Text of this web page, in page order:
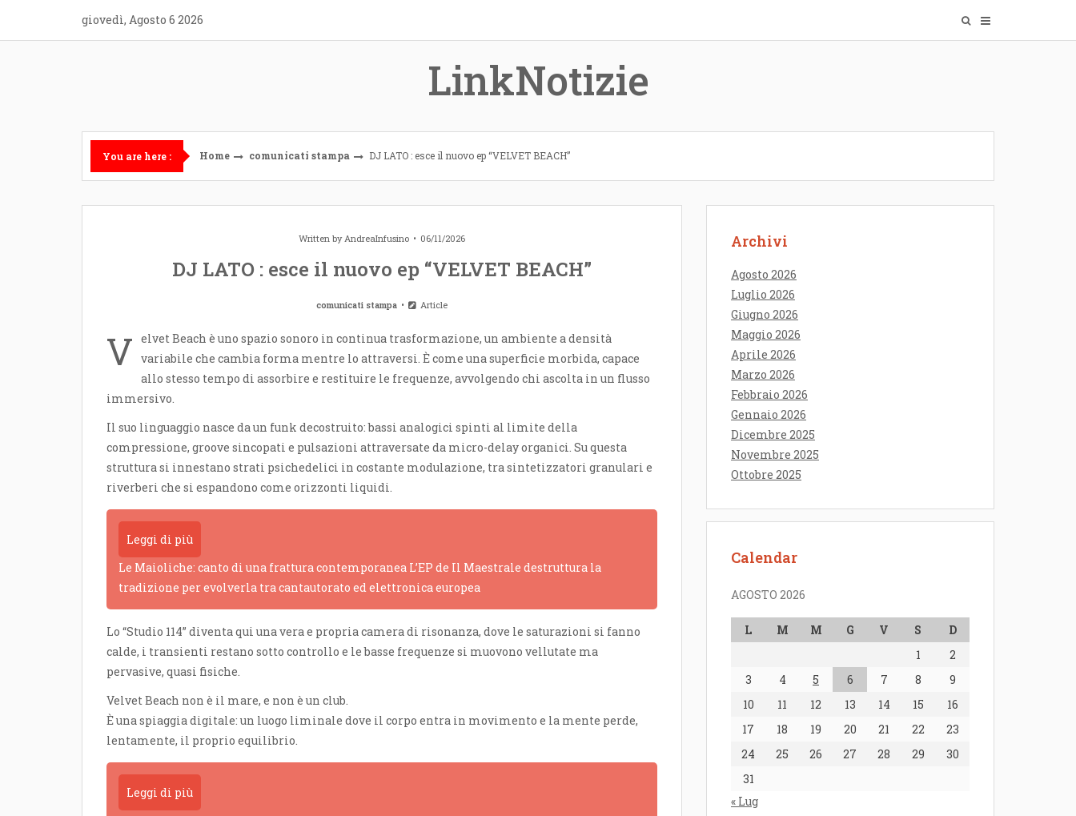
content
giovedì, Agosto 6 2026
LinkNotizie
You are here : Home comunicati stampa DJ LATO : esce il nuovo ep “VELVET BEACH”
Written byAndreaInfusino 06/11/2026
DJ LATO : esce il nuovo ep “VELVET BEACH”
comunicati stampa Article
V elvet Beach è uno spazio sonoro in continua trasformazione, un ambiente a densità
variabile che cambia forma mentre lo attraversi. È come una superficie morbida, capace
allo stesso tempo di assorbire e restituire le frequenze, avvolgendo chi ascolta in un flusso
immersivo.
Il suo linguaggio nasce da un funk decostruito: bassi analogici spinti al limite della
compressione, groove sincopati e pulsazioni attraversate da micro-delay organici. Su questa
struttura si innestano strati psichedelici in costante modulazione, tra sintetizzatori granulari e
riverberi che si espandono come orizzonti liquidi.
Leggi di più
Le Maioliche: canto di una frattura contemporanea L’EP de Il Maestrale destruttura la
tradizione per evolverla tra cantautorato ed elettronica europea
Lo “Studio 114” diventa qui una vera e propria camera di risonanza, dove le saturazioni si fanno
calde, i transienti restano sotto controllo e le basse frequenze si muovono vellutate ma
pervasive, quasi fisiche.
Velvet Beach non è il mare, e non è un club.
È una spiaggia digitale: un luogo liminale dove il corpo entra in movimento e la mente perde,
lentamente, il proprio equilibrio.
Leggi di più
Archivi
Agosto 2026
Luglio 2026
Giugno 2026
Maggio 2026
Aprile 2026
Marzo 2026
Febbraio 2026
Gennaio 2026
Dicembre 2025
Novembre 2025
Ottobre 2025
Calendar
AGOSTO 2026
L M M G V S
D
1
2
3
4 5 6 7 8
9
10
11 12 13 14 15
16
17
18 19 20 21 22
23
24
25 26 27 28 29
30
31
« Lug